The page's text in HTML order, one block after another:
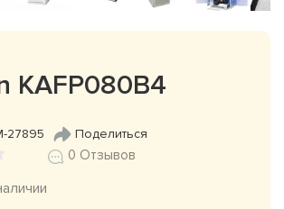
KAFP080B4
27895 Поделиться
0 Отзывов